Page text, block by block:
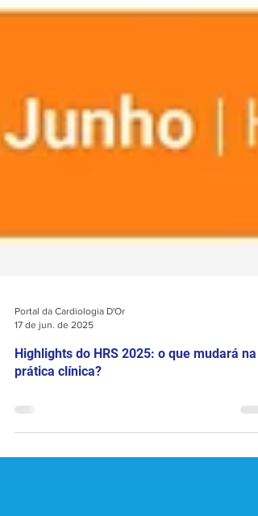
Portal da Cardiologia D'Or
17 de jun. de 2025
Highlights do HRS 2025: o que mudará na